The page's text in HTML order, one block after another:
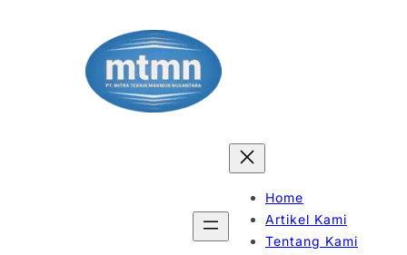
Home
Artikel Kami
Tentang Kami